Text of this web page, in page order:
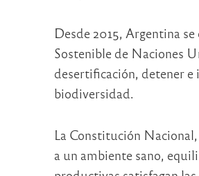
Desde 2015, Argentina
Sostenible de Naciones
desertificación, detener
biodiversidad.
La Constitución
a un ambiente sano,